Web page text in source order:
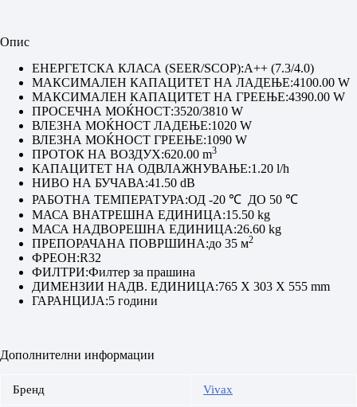
Опис
ЕНЕРГЕТСКА КЛАСА (SEER/SCOP):A++ (7.3/4.0)
МАКСИМАЛЕН КАПАЦИТЕТ НА ЛАДЕЊЕ:4100.00 W
МАКСИМАЛЕН КАПАЦИТЕТ НА ГРЕЕЊЕ:4390.00 W
ПРОСЕЧНА МОЌНОСТ:3520/3810 W
ВЛЕЗНА МОЌНОСТ ЛАДЕЊЕ:1020 W
ВЛЕЗНА МОЌНОСТ ГРЕЕЊЕ:1090 W
ПРОТОК НА ВОЗДУХ:620.00 m3
КАПАЦИТЕТ НА ОДВЛАЖНУВАЊЕ:1.20 l/h
НИВО НА БУЧАВА:41.50 dB
РАБОТНА ТЕМПЕРАТУРА:ОД -20 ℃ ДО 50 ℃
МАСА ВНАТРЕШНА ЕДИНИЦА:15.50 kg
МАСА НАДВОРЕШНА ЕДИНИЦА:26.60 kg
ПРЕПОРАЧАНА ПОВРШИНА:до 35 м2
ФРЕОН:R32
ФИЛТРИ:Филтер за прашина
ДИМЕНЗИИ НАДВ. ЕДИНИЦА:765 X 303 X 555 mm
ГАРАНЦИЈА:5 години
Дополнителни информации
Бренд Vivax